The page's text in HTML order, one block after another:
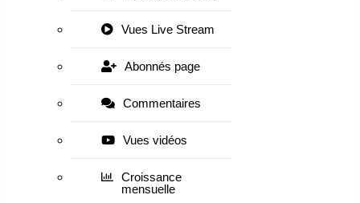
Vues Live Stream
Abonnés page
Commentaires
Vues vidéos
Croissance
mensuelle